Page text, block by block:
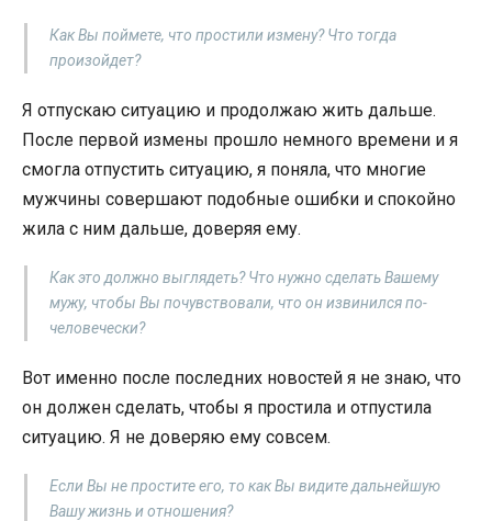
Как Вы поймете, что простили измену? Что тогда
произойдет?
Я отпускаю ситуацию и продолжаю жить дальше.
После первой измены прошло немного времени и я
смогла отпустить ситуацию, я поняла, что многие
мужчины совершают подобные ошибки и спокойно
жила с ним дальше, доверяя ему.
Как это должно выглядеть? Что нужно сделать Вашему
мужу, чтобы Вы почувствовали, что он извинился по-
человечески?
Вот именно после последних новостей я не знаю, что
он должен сделать, чтобы я простила и отпустила
ситуацию. Я не доверяю ему совсем.
Если Вы не простите его, то как Вы видите дальнейшую
Вашу жизнь и отношения?